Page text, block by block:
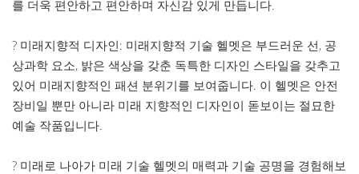
를 더욱 편안하고 편안하며 자신감 있게 만듭니다.
? 미래지향적 디자인: 미래지향적 기술 헬멧은 부드러운 선, 공
상과학 요소, 밝은 색상을 갖춘 독특한 디자인 스타일을 갖추고
있어 미래지향적인 패션 분위기를 보여줍니다. 이 헬멧은 안전
장비일 뿐만 아니라 미래 지향적인 디자인이 돋보이는 절묘한
예술 작품입니다.
? 미래로 나아가 미래 기술 헬멧의 매력과 기술 공명을 경험해보